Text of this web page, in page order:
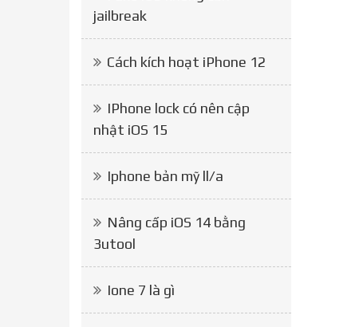
jailbreak
Cách kích hoạt iPhone 12
IPhone lock có nên cập
nhật iOS 15
Iphone bản mỹ ll/a
Nâng cấp iOS 14 bằng
3utool
Ione 7 là gì